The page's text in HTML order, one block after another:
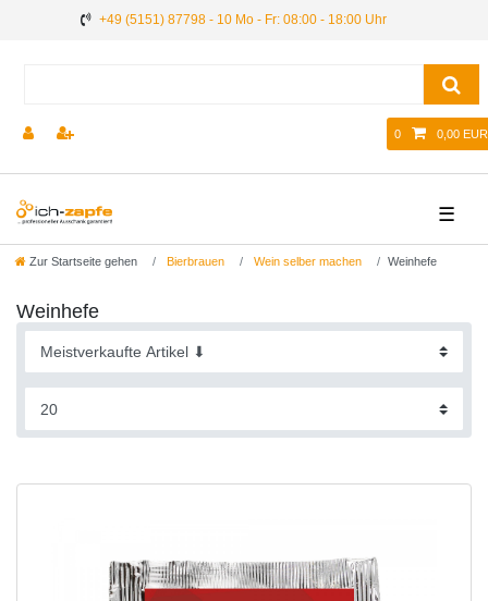
+49 (5151) 87798 - 10 Mo - Fr: 08:00 - 18:00 Uhr
0 0,00 EUR
☰
Zur Startseite gehen Bierbrauen Wein selber machen Weinhefe
Weinhefe